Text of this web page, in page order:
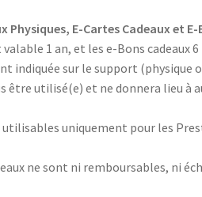
E-Cartes Cadeaux et E-
1 an, et les e-Bons cadeaux
indiquée sur le support (physique
être utilisé(e) et ne donnera lieu à
utilisables uniquement pour les
ne sont ni remboursables, ni